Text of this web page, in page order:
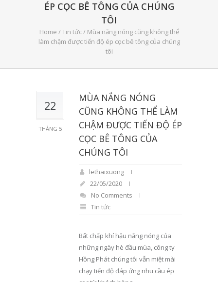
ÉP CỌC BÊ TÔNG CỦA CHÚNG
TÔI
Home /Tin tức/ Mùa nắng nóng cũng không thể
làm chậm được tiến độ ép cọc bê tông của chúng
tôi
22
THÁNG 5
MÙA NẮNG NÓNG
CŨNG KHÔNG THỂ LÀM
CHẬM ĐƯỢC TIẾN ĐỘ ÉP
CỌC BÊ TÔNG CỦA
CHÚNG TÔI
lethaixuong
22/05/2020
No Comments
Tin tức
Bất chấp khí hậu nắng nóng của
những ngày hè đầu mùa, công ty
Hồng Phát chúng tôi vẫn miệt mài
chạy tiến độ đáp ứng nhu cầu ép